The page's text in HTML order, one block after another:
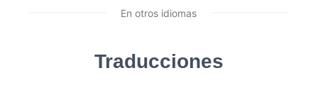
En otros idiomas
Traducciones